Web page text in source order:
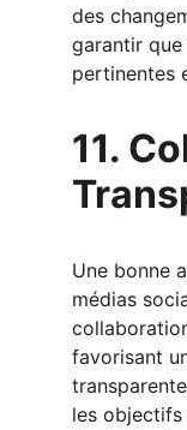
des
garantir
pertinentes
11.
Une bonne
médias
favorisant
les